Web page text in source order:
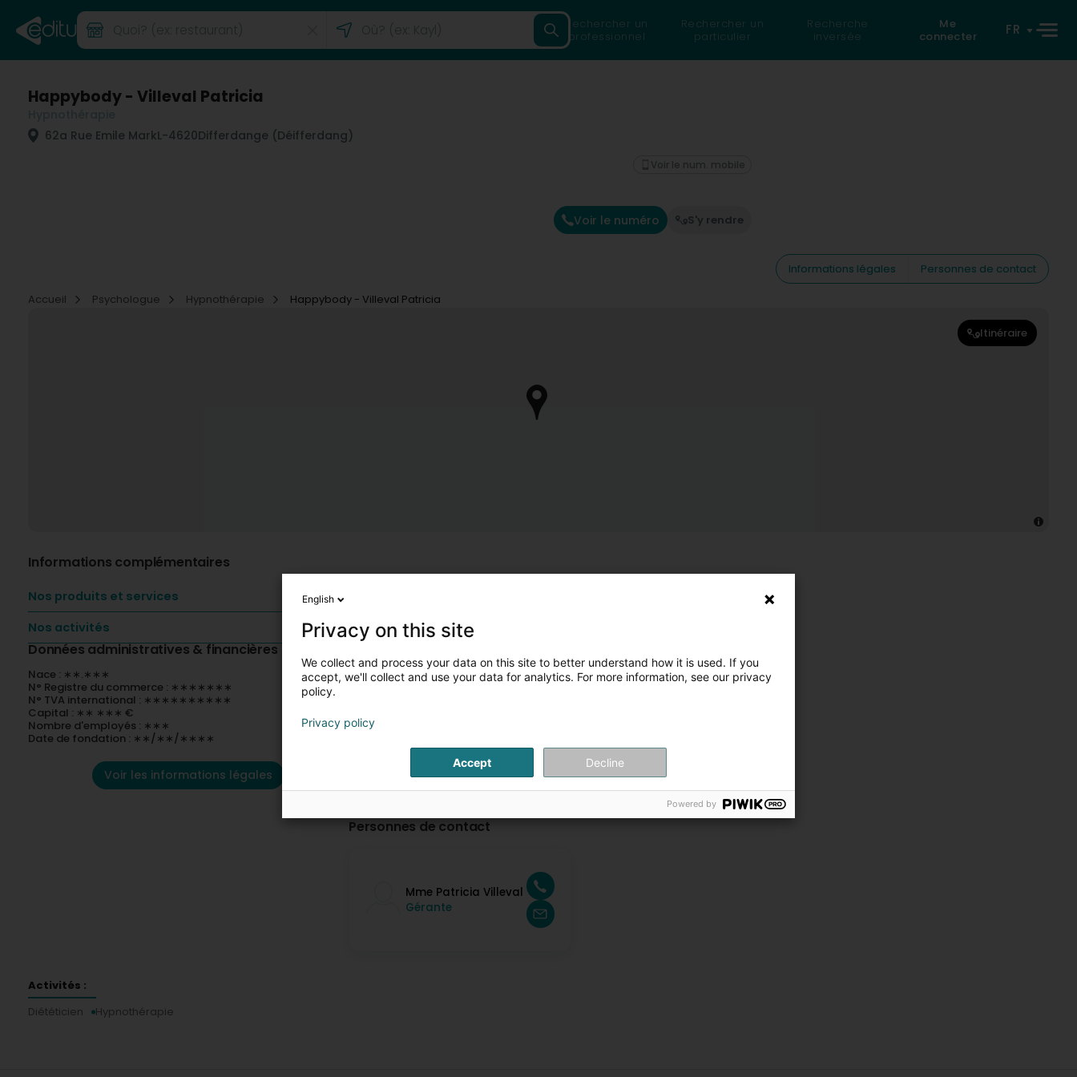
Rechercher un
professionnel
Rechercher un
particulier
Recherche
inversée
Me
connecter
FR
Happybody - Villeval Patricia
62a Rue Emile MarkL-4620Differdange (Déifferdang)
Voir le numéro S'y rendre
Voir le num. mobile
Informations légales
Personnes de contact
Accueil
Psychologue Hypnothérapie Happybody - Villeval Patricia
Itinéraire
Informations complémentaires
Nos produits et services
Nos activités
Données administratives & financières
Nace : ∗∗.∗∗∗
N° Registre du commerce : ∗∗∗∗∗∗∗
N° TVA international : ∗∗∗∗∗∗∗∗∗∗
Capital : ∗∗ ∗∗∗ €
Nombre d'employés : ∗∗∗
Date de fondation : ∗∗/∗∗/∗∗∗∗
Voir les informations légales
Personnes de contact
Mme Patricia Villeval
Gérante
Activités :
Diététicien
Hypnothérapie
English
Privacy on this site
We collect and process your data on this site to better understand how it is used. If you
accept, we'll collect and use your data for analytics. For more information, see our privacy
policy.
Privacy policy
Accept Decline
Powered by